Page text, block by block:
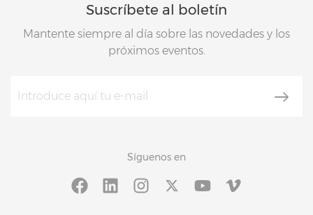
Suscríbete al boletín
Mantente siempre al día sobre las novedades y los
próximos eventos.
Síguenos en